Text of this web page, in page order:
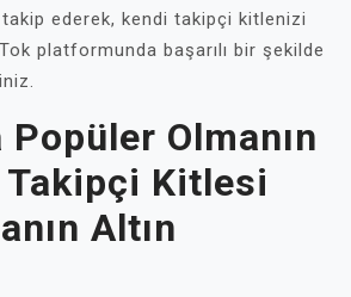
takip ederek, kendi takipçi kitlenizi
platformunda başarılı bir şekilde
Popüler Olmanın
Kitlesi
Altın